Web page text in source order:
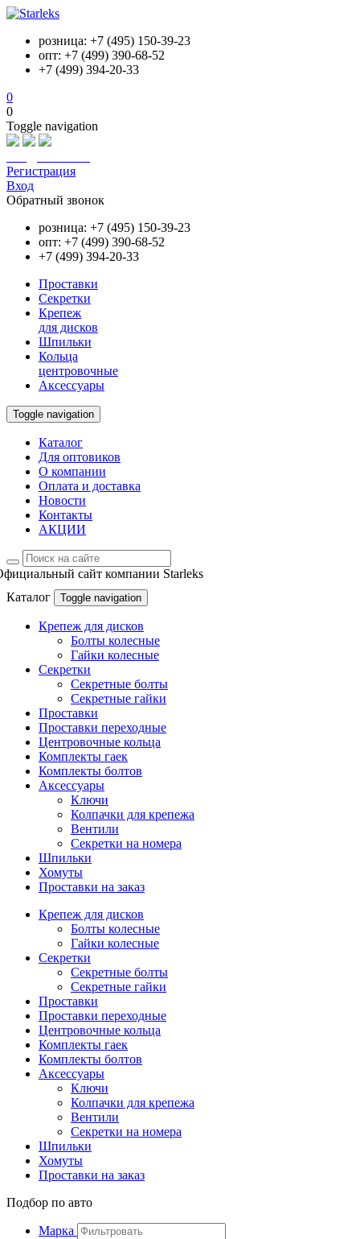
розница: +7 (495) 150-39-23
опт: +7 (499) 390-68-52
+7 (499) 394-20-33
0
0
Toggle navigation
Регистрация
Вход
Обратный звонок
розница: +7 (495) 150-39-23
опт: +7 (499) 390-68-52
+7 (499) 394-20-33
Проставки
Секретки
Крепеж
для дисков
Шпильки
Кольца
центровочные
Аксессуары
Toggle navigation
Каталог
Для оптовиков
О компании
Оплата и доставка
Новости
Контакты
АКЦИИ
сайт компании Starleks
Каталог
Toggle navigation
Крепеж для дисков
Болты колесные
Гайки колесные
Секретки
Секретные болты
Секретные гайки
Проставки
Проставки переходные
Центровочные кольца
Комплекты гаек
Комплекты болтов
Аксессуары
Ключи
Колпачки для крепежа
Вентили
Секретки на номера
Шпильки
Хомуты
Проставки на заказ
Крепеж для дисков
Болты колесные
Гайки колесные
Секретки
Секретные болты
Секретные гайки
Проставки
Проставки переходные
Центровочные кольца
Комплекты гаек
Комплекты болтов
Аксессуары
Ключи
Колпачки для крепежа
Вентили
Секретки на номера
Шпильки
Хомуты
Проставки на заказ
Подбор по авто
Марка